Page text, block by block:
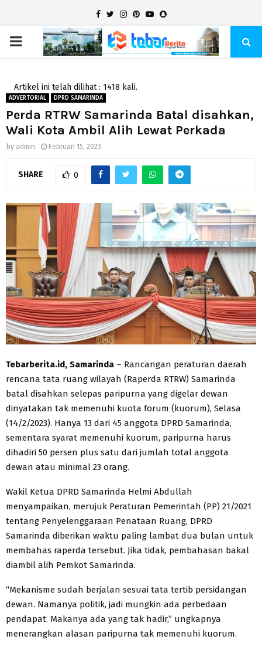
Facebook
TwitterInstagram
Pinterest
YoutubeSnapchat
PRIMARY
Artikel ini telah dilihat : 1418 kali.
ADVERTORIAL DPRD SAMARINDA
Perda RTRW Samarinda Batal disahkan,
Wali Kota Ambil Alih Lewat Perkada
by admin Februari 15, 2023
SHARE 0
Tebarberita.id, Samarinda – Rancangan peraturan daerah
rencana tata ruang wilayah (Raperda RTRW) Samarinda
batal disahkan selepas paripurna yang digelar dewan
dinyatakan tak memenuhi kuota forum (kuorum), Selasa
(14/2/2023). Hanya 13 dari 45 anggota DPRD Samarinda,
sementara syarat memenuhi kuorum, paripurna harus
dihadiri 50 persen plus satu dari jumlah total anggota
dewan atau minimal 23 orang.
Wakil Ketua DPRD Samarinda Helmi Abdullah
menyampaikan, merujuk Peraturan Pemerintah (PP) 21/2021
tentang Penyelenggaraan Penataan Ruang, DPRD
Samarinda diberikan waktu paling lambat dua bulan untuk
membahas raperda tersebut. Jika tidak, pembahasan bakal
diambil alih Pemkot Samarinda.
“Mekanisme sudah berjalan sesuai tata tertib persidangan
dewan. Namanya politik, jadi mungkin ada perbedaan
pendapat. Makanya ada yang tak hadir,” ungkapnya
menerangkan alasan paripurna tak memenuhi kuorum.